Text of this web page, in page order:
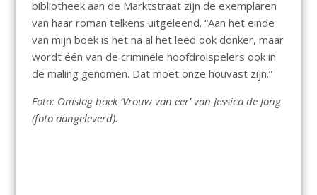
bibliotheek aan de Marktstraat zijn de exemplaren
van haar roman telkens uitgeleend. “Aan het einde
van mijn boek is het na al het leed ook donker, maar
wordt één van de criminele hoofdrolspelers ook in
de maling genomen. Dat moet onze houvast zijn.”
Foto: Omslag boek ‘Vrouw van eer’ van Jessica de Jong
(foto aangeleverd).